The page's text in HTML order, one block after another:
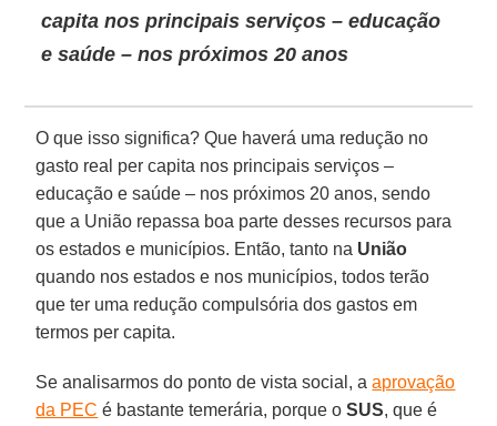
capita nos principais serviços – educação
e saúde – nos próximos 20 anos
O que isso significa? Que haverá uma redução no
gasto real per capita nos principais serviços –
educação e saúde – nos próximos 20 anos, sendo
que a União repassa boa parte desses recursos para
os estados e municípios. Então, tanto na União
quando nos estados e nos municípios, todos terão
que ter uma redução compulsória dos gastos em
termos per capita.
Se analisarmos do ponto de vista social, aaprovação
da PEC é bastante temerária, porque oSUS, que é